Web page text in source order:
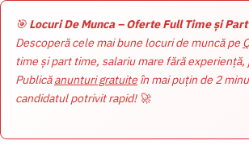
🎯 Locuri De Munca – Oferte Full Time și
Descoperă cele mai bune locuri de muncă pe
time și part time, salariu mare fără
Publicăanunturi gratuite în mai puțin de 2
candidatul potrivit rapid! 🚀